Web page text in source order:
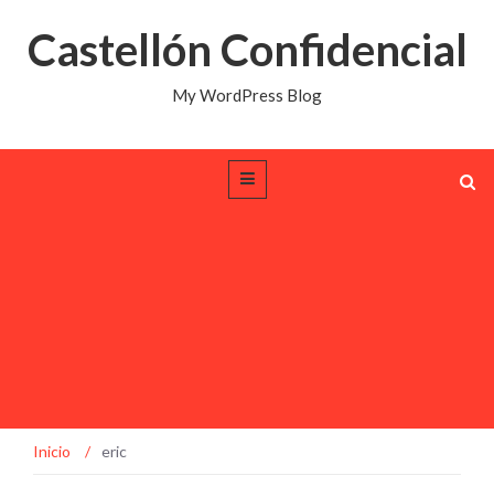
Castellón Confidencial
My WordPress Blog
Inicio / eric